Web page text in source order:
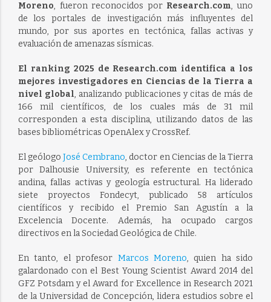
Moreno, fueron reconocidos por Research.com, uno
de los portales de investigación más influyentes del
mundo, por sus aportes en tectónica, fallas activas y
evaluación de amenazas sísmicas.
El ranking 2025 de Research.com identifica a los
mejores investigadores en Ciencias de la Tierra a
nivel global, analizando publicaciones y citas de más de
166 mil científicos, de los cuales más de 31 mil
corresponden a esta disciplina, utilizando datos de las
bases bibliométricas OpenAlex y CrossRef.
El geólogoJosé Cembrano, doctor en Ciencias de la Tierra
por Dalhousie University, es referente en tectónica
andina, fallas activas y geología estructural. Ha liderado
siete proyectos Fondecyt, publicado 58 artículos
científicos y recibido el Premio San Agustín a la
Excelencia Docente. Además, ha ocupado cargos
directivos en la Sociedad Geológica de Chile.
En tanto, el profesor Marcos Moreno, quien ha sido
galardonado con el Best Young Scientist Award 2014 del
GFZ Potsdam y el Award for Excellence in Research 2021
de la Universidad de Concepción, lidera estudios sobre el